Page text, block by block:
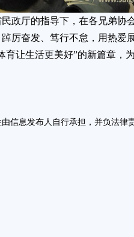
政厅的指导下，在各兄弟协
厉奋发、笃行不怠，用热爱
让生活更美好”的新篇章，
信息发布人自行承担，并负法律